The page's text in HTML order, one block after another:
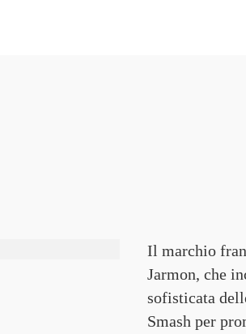
Il marchio
Jarmon, che
sofisticata
Smash per